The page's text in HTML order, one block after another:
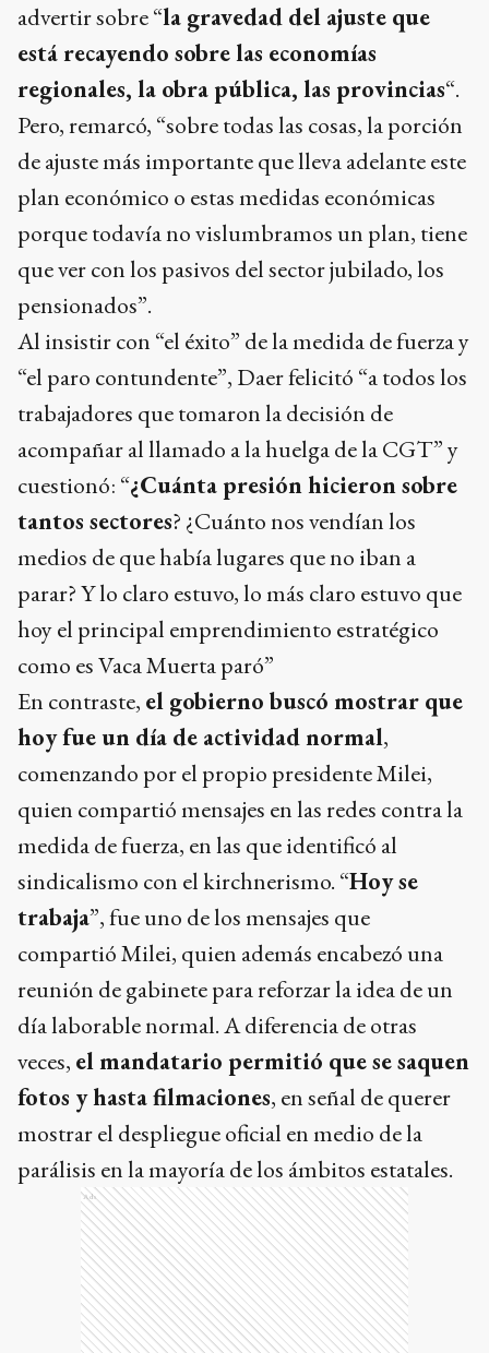
advertir sobre “la gravedad del ajuste que
está recayendo sobre las economías
regionales, la obra pública, las provincias“.
Pero, remarcó, “sobre todas las cosas, la porción
de ajuste más importante que lleva adelante este
plan económico o estas medidas económicas
porque todavía no vislumbramos un plan, tiene
que ver con los pasivos del sector jubilado, los
pensionados”.
Al insistir con “el éxito” de la medida de fuerza y
“el paro contundente”, Daer felicitó “a todos los
trabajadores que tomaron la decisión de
acompañar al llamado a la huelga de la CGT” y
cuestionó: “¿Cuánta presión hicieron sobre
tantos sectores? ¿Cuánto nos vendían los
medios de que había lugares que no iban a
parar? Y lo claro estuvo, lo más claro estuvo que
hoy el principal emprendimiento estratégico
como es Vaca Muerta paró”
En contraste, el gobierno buscó mostrar que
hoy fue un día de actividad normal,
comenzando por el propio presidente Milei,
quien compartió mensajes en las redes contra la
medida de fuerza, en las que identificó al
sindicalismo con el kirchnerismo. “Hoy se
trabaja”, fue uno de los mensajes que
compartió Milei, quien además encabezó una
reunión de gabinete para reforzar la idea de un
día laborable normal. A diferencia de otras
veces, el mandatario permitió que se saquen
fotos y hasta filmaciones, en señal de querer
mostrar el despliegue oficial en medio de la
parálisis en la mayoría de los ámbitos estatales.
Ads